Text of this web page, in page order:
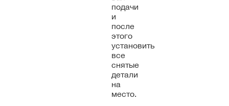
подачи
и
после
этого
установить
все
снятые
детали
на
место.